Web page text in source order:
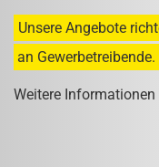
Unsere Angebote
an Gewerbetreibende.
Weitere